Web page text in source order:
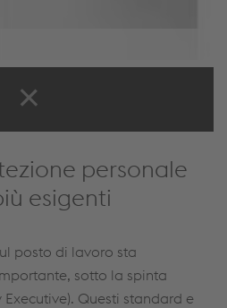
personale
esigenti
posto di lavoro sta
sotto la spinta
Executive). Questi standard e